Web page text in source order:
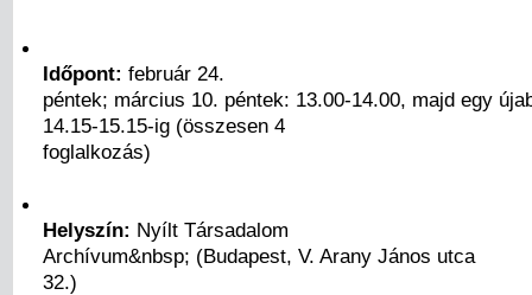
Időpont: február 24.
péntek; március 10. péntek: 13.00-14.00, majd egy
14.15-15.15-ig (összesen 4
foglalkozás)
Helyszín: Nyílt Társadalom
Archívum&nbsp; (Budapest, V. Arany János utca
32.)